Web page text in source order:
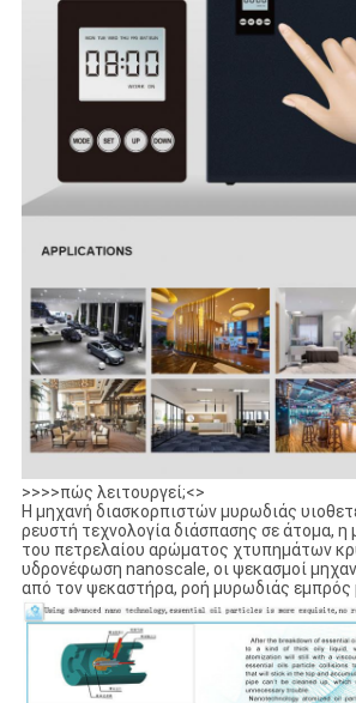
>>>>πώς λειτουργεί;<>
Η μηχανή διασκορπιστών μυρωδιάς
ρευστή τεχνολογία διάσπασης σε άτομα, η
του πετρελαίου αρώματος χτυπημάτων
υδρονέφωση nanoscale, οι ψεκασμοί
από τον ψεκαστήρα, ροή μυρωδιάς εμπρός